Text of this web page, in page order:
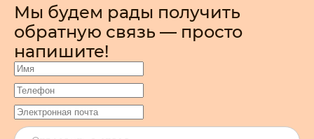
Мы будем рады получить
обратную связь — просто
напишите!